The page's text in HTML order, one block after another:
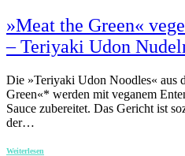
»Meat the Green«
– Teriyaki Udon
Die »Teriyaki Udon Noodles« aus
Green«* werden mit veganem
Sauce zubereitet. Das Gericht ist
der…
Weiterlesen